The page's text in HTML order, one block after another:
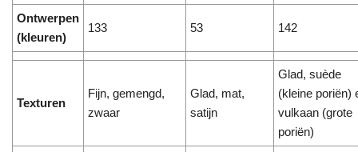
Ontwerpen
(kleuren)
133 53 142
Texturen
Fijn, gemengd,
zwaar
Glad, mat,
satijn
Glad, suède
(kleine poriën)
vulkaan (grote
poriën)